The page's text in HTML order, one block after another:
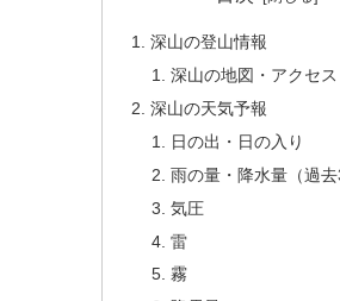
深山の登山情報
深山の地図・アクセス
深山の天気予報
日の出・日の入り
雨の量・降水量（過去
気圧
雷
霧